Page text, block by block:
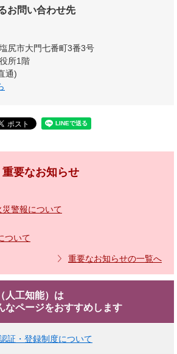
お問い合わせ先
尻市大門七番町3番3号
所1階
通)
重要なお知らせ
警報について
ついて
重要なお知らせの一覧へ
人工知能）は
なページをおすすめします
証・登録制度について